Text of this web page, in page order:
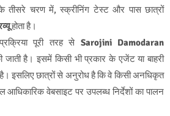
चरण में, स्क्रीनिंग टेस्ट और पास छात्रों
होता है।
पूरी तरह से Sarojini Damodaran
जाती है। इसमें किसी भी प्रकार के एजेंट या बाहरी
है। इसलिए छात्रों से अनुरोध है कि वे किसी अनधिकृत
वेबसाइट पर उपलब्ध निर्देशों का पालन